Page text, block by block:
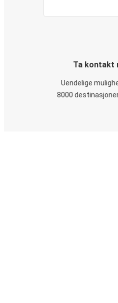
Ta kontakt
Uendelige
8000